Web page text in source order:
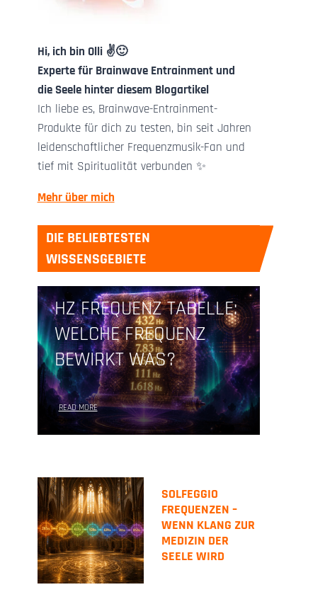
Hi, ich bin Olli ✌️🙂
Experte für Brainwave Entrainment und
die Seele hinter diesem Blogartikel
Ich liebe es, Brainwave-Entrainment-
Produkte für dich zu testen, bin seit Jahren
leidenschaftlicher Frequenzmusik-Fan und
tief mit Spiritualität verbunden ✨
Mehr über mich
DIE BELIEBTESTEN
WISSENSGEBIETE
Hz Frequenzen Übersicht
HZ FREQUENZ TABELLE:
WELCHE FREQUENZ
BEWIRKT WAS?
READ MORE
SOLFEGGIO
FREQUENZEN –
WENN KLANG ZUR
MEDIZIN DER
SEELE WIRD